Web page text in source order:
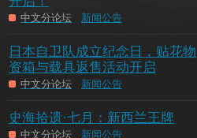
中文分论坛 新闻公告
日本自卫队成立纪念日，贴花物
资箱与载具返售活动开启
中文分论坛 新闻公告
史海拾遗·七月：新西兰王牌
中文分论坛 新闻公告